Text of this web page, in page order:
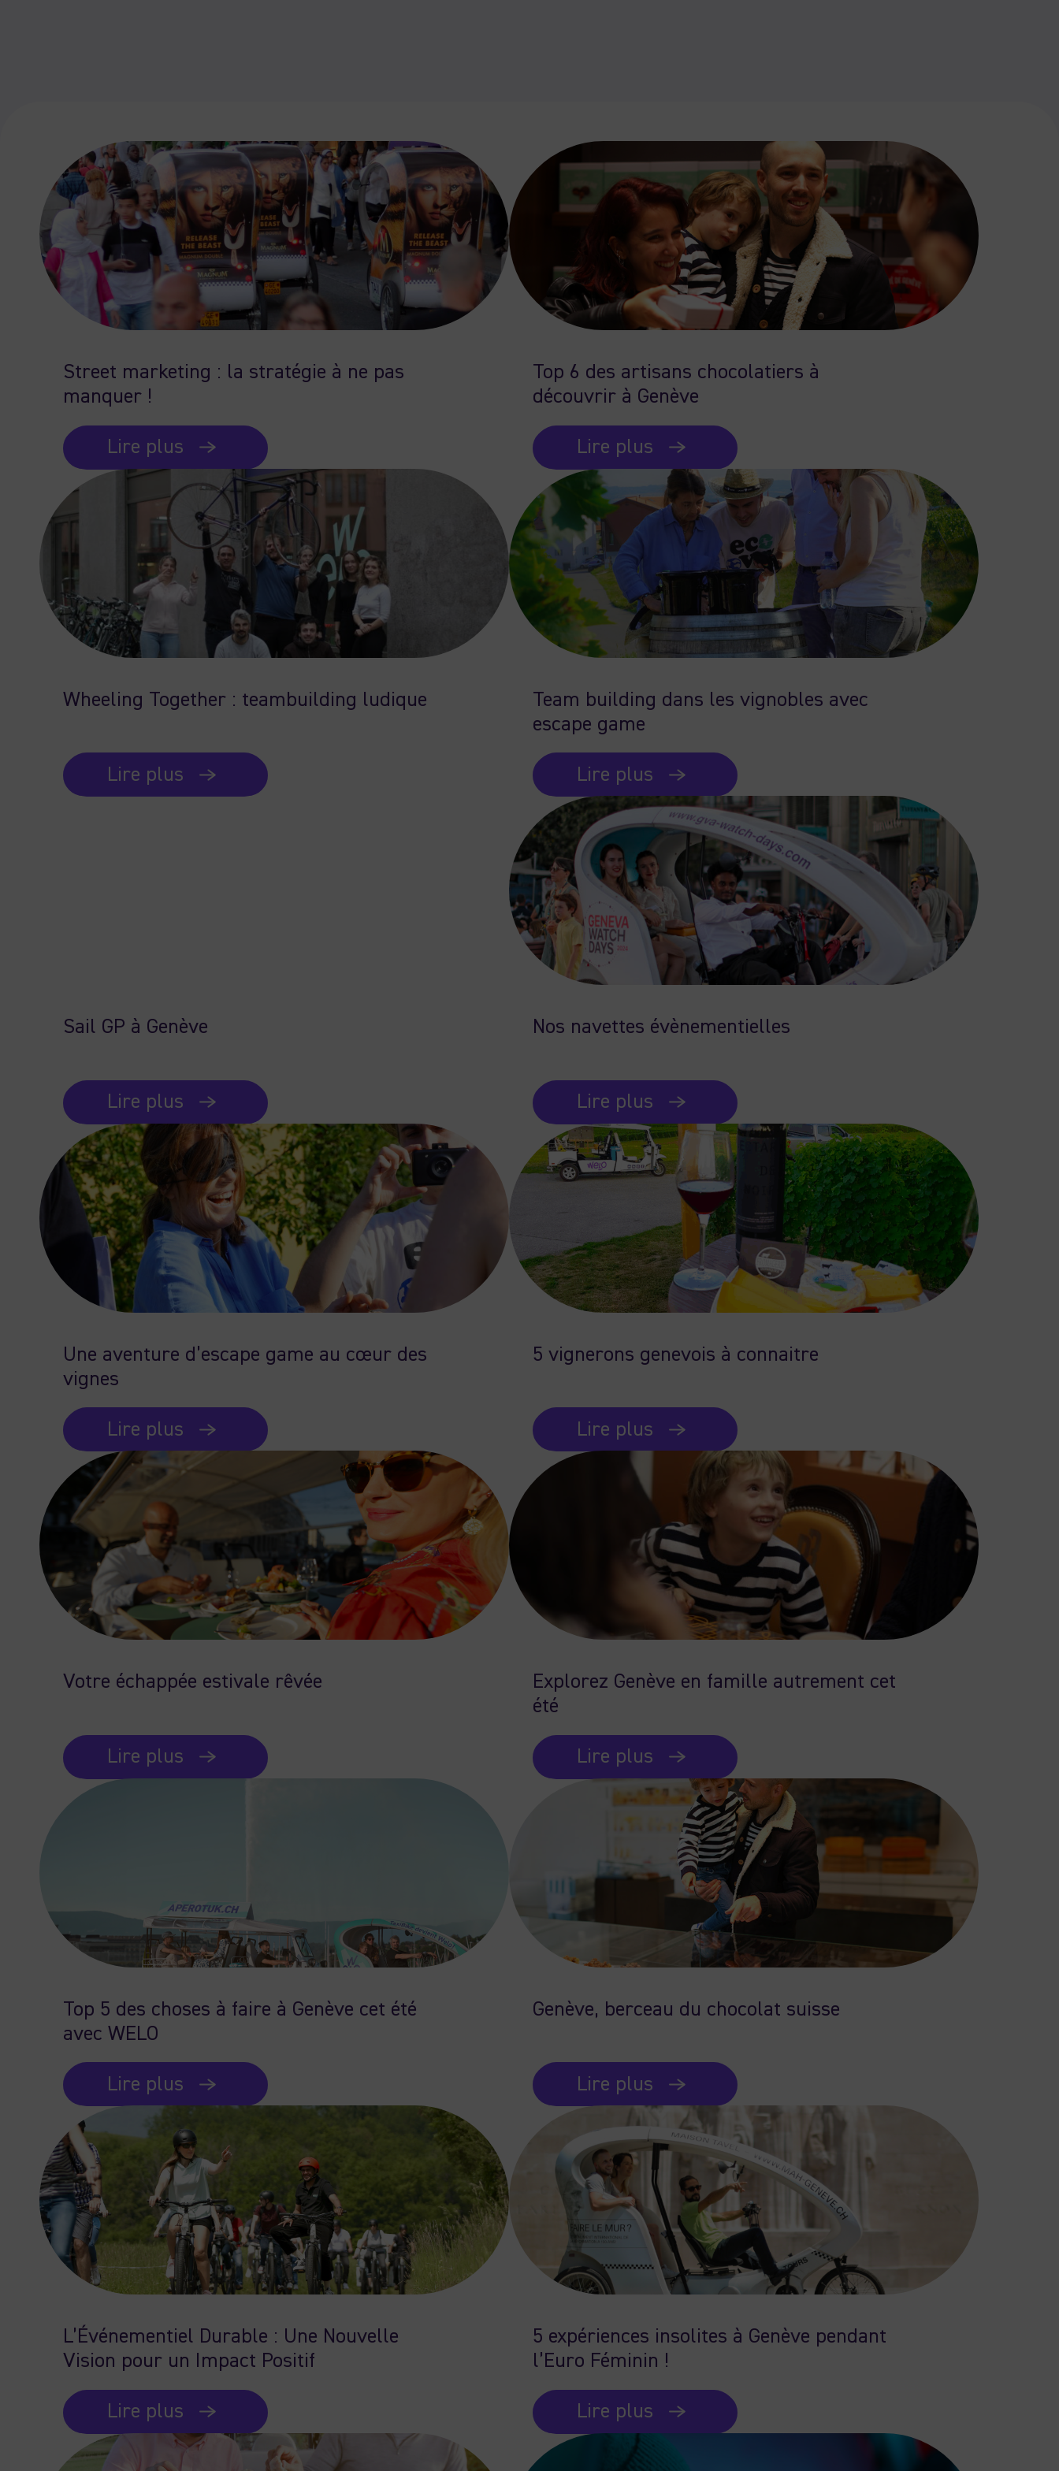
Street marketing : la stratégie à ne pas
manquer !
Lire plus
Top 6 des artisans chocolatiers à
découvrir à Genève
Lire plus
Wheeling Together : teambuilding ludique
Lire plus
Team building dans les vignobles avec
escape game
Lire plus
Sail GP à Genève
Lire plus
Nos navettes évènementielles
Lire plus
Une aventure d’escape game au cœur des
vignes
Lire plus
5 vignerons genevois à connaitre
Lire plus
Votre échappée estivale rêvée
Lire plus
Explorez Genève en famille autrement cet
été
Lire plus
Top 5 des choses à faire à Genève cet été
avec WELO
Lire plus
Genève, berceau du chocolat suisse
Lire plus
L’Événementiel Durable : Une Nouvelle
Vision pour un Impact Positif
Lire plus
5 expériences insolites à Genève pendant
l’Euro Féminin !
Lire plus